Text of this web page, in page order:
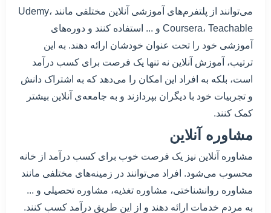
می‌توانند از پلتفرم‌های آموزشی آنلاین مختلفی مانند Udemy،
Coursera، Teachable و ... استفاده کنند و دوره‌های
آموزشی خود را تحت عنوان خودشان ارائه دهند. به این
ترتیب، آموزش آنلاین نه تنها یک فرصت برای کسب درآمد
است، بلکه به افراد این امکان را می‌دهد که به اشتراک دانش
و تجربیات خود با دیگران بپردازند و به جامعه‌ی آنلاین بیشتر
کمک کنند.
مشاوره آنلاین
مشاوره آنلاین نیز یک فرصت خوب برای کسب درآمد از خانه
محسوب می‌شود. افراد می‌توانند در زمینه‌های مختلفی مانند
مشاوره روانشناختی، مشاوره تغذیه، مشاوره تحصیلی و ...
به مردم خدمات ارائه دهند و از این طریق درآمد کسب کنند.